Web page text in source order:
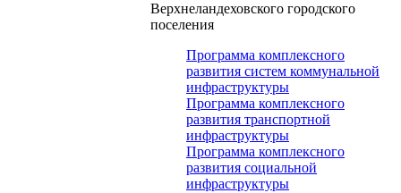
Верхнеландеховского городского
поселения
Программа комплексного
развития систем коммунальной
инфраструктуры
Программа комплексного
развития транспортной
инфраструктуры
Программа комплексного
развития социальной
инфраструктуры